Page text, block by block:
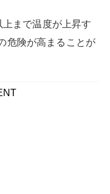
まで温度が上昇す
危険が高まることが